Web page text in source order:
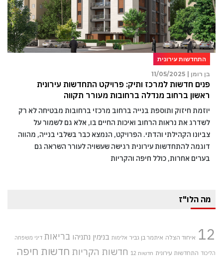
התחדשות עירונית
בן רומן |
11/05/2025
פנים חדשות למרכז ותיק: פרויקט התחדשות עירונית
ראשון ברחוב מנדלה ברחובות מעורר תקווה
יוזמת חיזוק ותוספת בנייה ברחוב מרכזי ברחובות מבטיחה לא רק
לשדרג את נראות הרחוב ואיכות החיים בו, אלא גם לשמור על
צביונו הקהילתי והדתי. הפרויקט, הנמצא כבר בשלבי בנייה, מהווה
דוגמה להתחדשות עירונית רגישה שעשויה לעורר השראה גם
בערים אחרות, כולל חיפה והקריות
מה הלו"ז
12 איחוד הצלה איתמר בן גביר אלימות בנימין נתניהו בריאות דיני משפחה
הליכוד התחדשות עירונית חדשות 12 חדשות הקריות חדשות חיפה